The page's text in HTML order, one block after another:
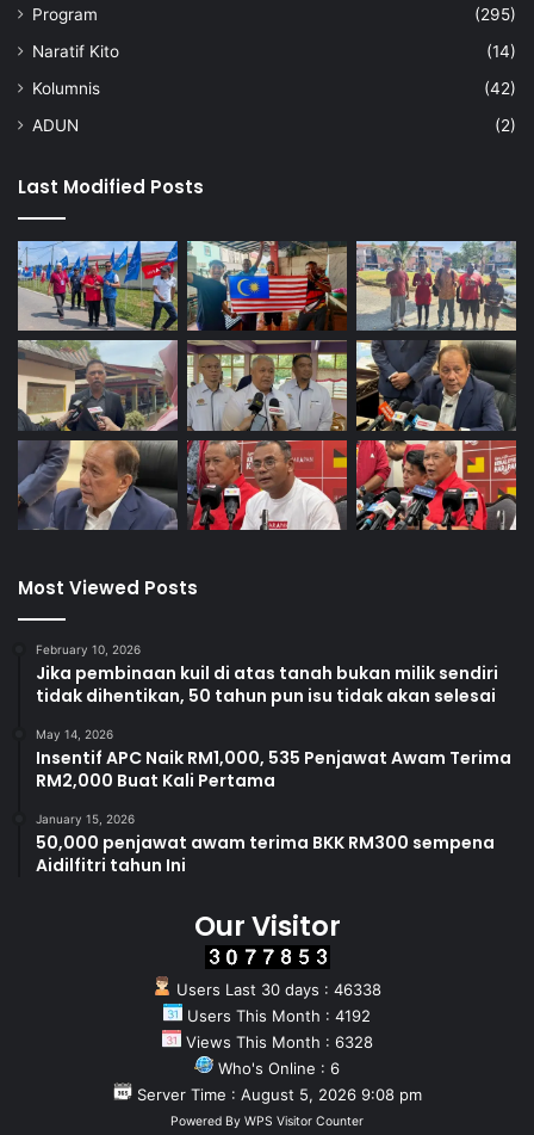
l
a
a
Program
(295)
Naratif Kito
(14)
Kolumnis
(42)
ADUN
(2)
Last Modified Posts
Most Viewed Posts
February 10, 2026
Jika pembinaan kuil di atas tanah bukan milik sendiri
tidak dihentikan, 50 tahun pun isu tidak akan selesai
May 14, 2026
Insentif APC Naik RM1,000, 535 Penjawat Awam Terima
RM2,000 Buat Kali Pertama
January 15, 2026
50,000 penjawat awam terima BKK RM300 sempena
Aidilfitri tahun Ini
Our Visitor
Users Last 30 days : 46338
Users This Month : 4192
Views This Month : 6328
Who's Online : 6
Server Time : August 5, 2026 9:08 pm
Powered By WPS Visitor Counter